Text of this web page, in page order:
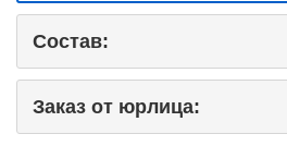
Состав:
Заказ от юрлица: